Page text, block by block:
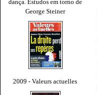
dança. Estudos em torno de
George Steiner
2009 - Valeurs actuelles